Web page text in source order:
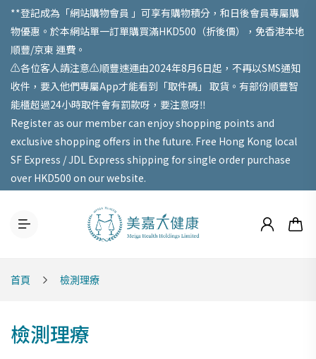
**登記成為「網站購物會員 」可享有購物積分，和日後會員專屬購
物優惠。於本網站單一訂單購買滿HKD500（折後價），免香港本地
順豐/京東 運費。
⚠️各位客人請注意⚠️順豐速運由2024年8月6日起，不再以SMS通知
收件，要入他們專屬App才能看到「取件碼」 取貨。有部份順豐智
能櫃超過24小時取件會有罰款呀，要注意呀‼️
Register as our member can enjoy shopping points and
exclusive shopping offers in the future. Free Hong Kong local
SF Express / JDL Express shipping for single order purchase
over HKD500 on our website.
首頁 檢測理療
檢測理療